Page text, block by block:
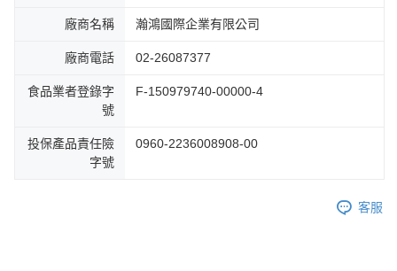
廠商名稱 瀚鴻國際企業有限公司
廠商電話 02-26087377
食品業者登錄字
號
F-150979740-00000-4
投保產品責任險
字號
0960-2236008908-00
客服